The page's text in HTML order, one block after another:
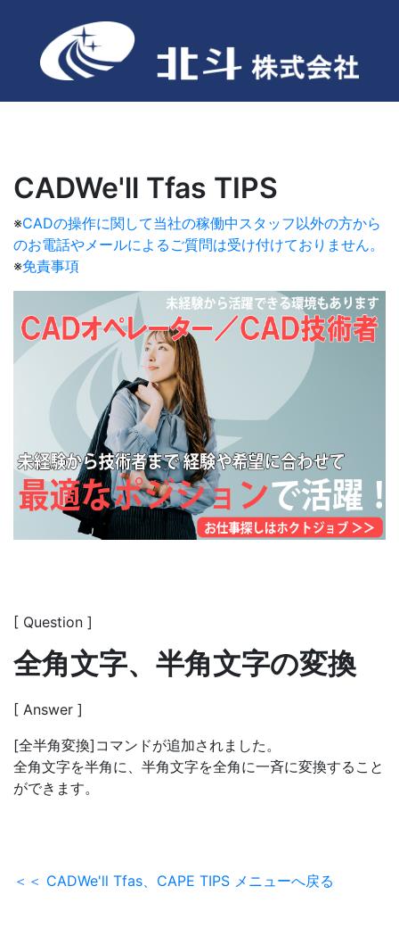
CADWe'll Tfas TIPS
※CADの操作に関して当社の稼働中スタッフ以外の方から
のお電話やメールによるご質問は受け付けておりません。
※免責事項
[ Question ]
全角文字、半角文字の変換
[ Answer ]
[全半角変換]コマンドが追加されました。
全角文字を半角に、半角文字を全角に一斉に変換すること
ができます。
＜＜ CADWe'll Tfas、CAPE TIPS メニューへ戻る